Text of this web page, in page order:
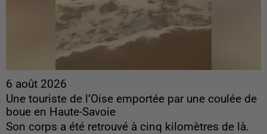
6 août 2026
Une touriste de l’Oise emportée par une coulée de
boue en Haute-Savoie
Son corps a été retrouvé à cinq kilomètres de là.